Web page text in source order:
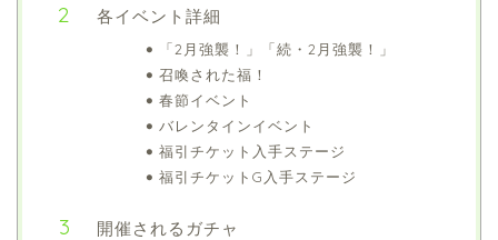
各イベント詳細
「2月強襲！」「続・2月強襲！」
召喚された福！
春節イベント
バレンタインイベント
福引チケット入手ステージ
福引チケットG入手ステージ
開催されるガチャ